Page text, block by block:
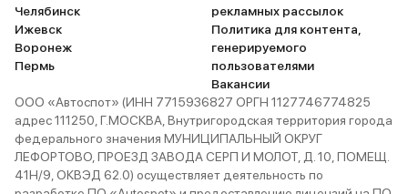
Челябинск
Ижевск
Воронеж
Пермь
рекламных рассылок
Политика для контента,
генерируемого
пользователями
Вакансии
ООО «Автоспот» (ИНН 7715936827 ОРГН 1127746774825
адрес 111250, Г.МОСКВА, Внутригородская территория города
федерального значения МУНИЦИПАЛЬНЫЙ ОКРУГ
ЛЕФОРТОВО, ПРОЕЗД ЗАВОДА СЕРП И МОЛОТ, Д. 10, ПОМЕЩ.
41Н/9, ОКВЭД 62.0) осуществляет деятельность по